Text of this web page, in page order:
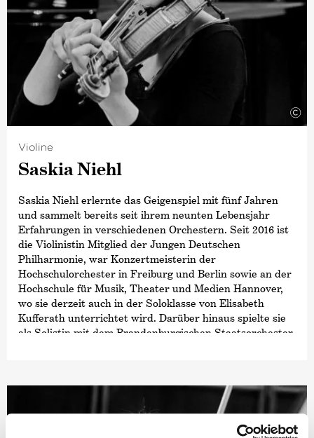
Bildungsprojekt ›ARCO-Projekt‹für benachteiligte
Kinder in Soweto, Johannesburg.
©
Violine
Saskia Niehl
Saskia Niehl erlernte das Geigenspiel mit fünf Jahren
und sammelt bereits seit ihrem neunten Lebensjahr
Erfahrungen in verschiedenen Orchestern. Seit 2016 ist
die Violinistin Mitglied der Jungen Deutschen
Philharmonie, war Konzertmeisterin der
Hochschulorchester in Freiburg und Berlin sowie an der
Hochschule für Musik, Theater und Medien Hannover,
wo sie derzeit auch in der Soloklasse von Elisabeth
Kufferath unterrichtet wird. Darüber hinaus spielte sie
als Solistin mit dem Brandenburgischen Staatsorchester
Als leidenschaftliche Kammermusikerin ist die Geigerin
seit 2018 Mitglied des NERIDA Quartetts, mit dem sie
regelmäßig in verschiedenen europäischen Ländern